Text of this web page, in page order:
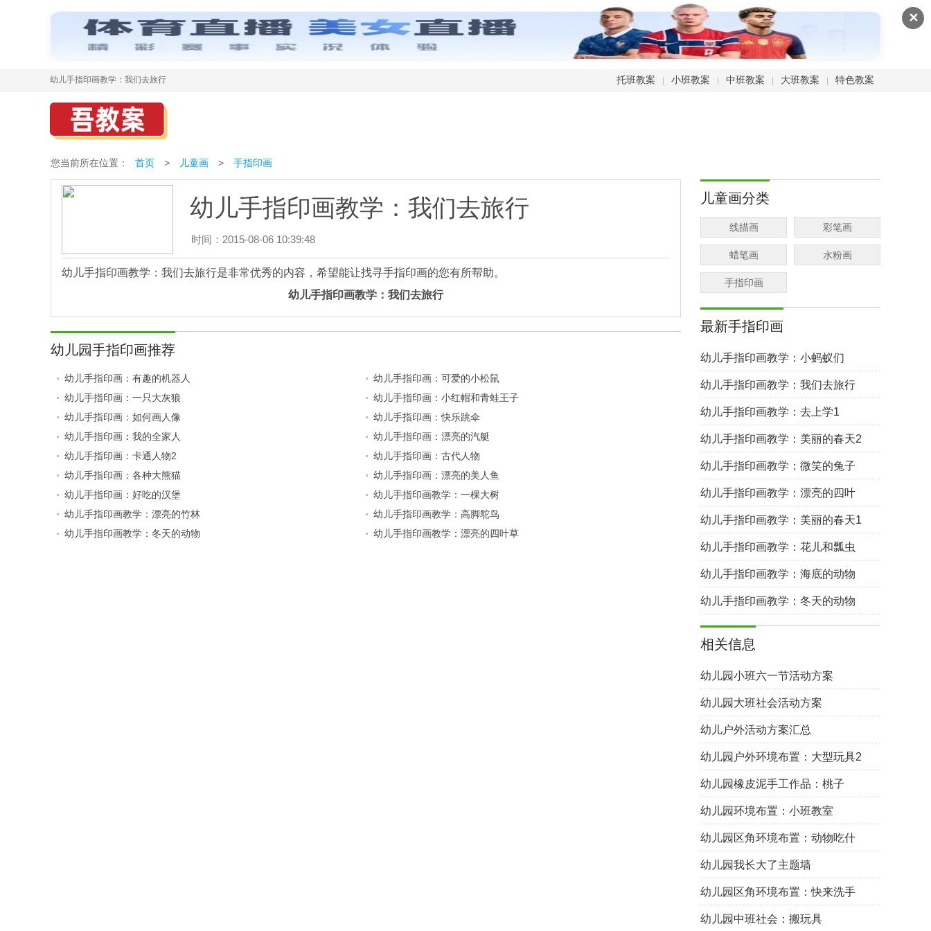
✕
幼儿手指印画教学：我们去旅行 托班教案 小班教案 中班教案 大班教案 特色教案
您当前所在位置： 首页 > 儿童画 > 手指印画
幼儿手指印画教学：我们去旅行
时间：2015-08-06 10:39:48
幼儿手指印画教学：我们去旅行是非常优秀的内容，希望能让找寻手指印画的您有所帮助。
幼儿手指印画教学：我们去旅行
幼儿园手指印画推荐
幼儿手指印画：有趣的机器人
幼儿手指印画：可爱的小松鼠
幼儿手指印画：一只大灰狼
幼儿手指印画：小红帽和青蛙王子
幼儿手指印画：如何画人像
幼儿手指印画：快乐跳伞
幼儿手指印画：我的全家人
幼儿手指印画：漂亮的汽艇
幼儿手指印画：卡通人物2
幼儿手指印画：古代人物
幼儿手指印画：各种大熊猫
幼儿手指印画：漂亮的美人鱼
幼儿手指印画：好吃的汉堡
幼儿手指印画教学：一棵大树
幼儿手指印画教学：漂亮的竹林
幼儿手指印画教学：高脚鸵鸟
幼儿手指印画教学：冬天的动物
幼儿手指印画教学：漂亮的四叶草
儿童画分类
线描画 彩笔画
蜡笔画 水粉画
手指印画
最新手指印画
幼儿手指印画教学：小蚂蚁们
幼儿手指印画教学：我们去旅行
幼儿手指印画教学：去上学1
幼儿手指印画教学：美丽的春天2
幼儿手指印画教学：微笑的兔子
幼儿手指印画教学：漂亮的四叶
草
幼儿手指印画教学：美丽的春天1
幼儿手指印画教学：花儿和瓢虫
幼儿手指印画教学：海底的动物
幼儿手指印画教学：冬天的动物
相关信息
幼儿园小班六一节活动方案
幼儿园大班社会活动方案
幼儿户外活动方案汇总
幼儿园户外环境布置：大型玩具2
幼儿园橡皮泥手工作品：桃子
幼儿园环境布置：小班教室
幼儿园区角环境布置：动物吃什
么
幼儿园我长大了主题墙
幼儿园区角环境布置：快来洗手
幼儿园中班社会：搬玩具